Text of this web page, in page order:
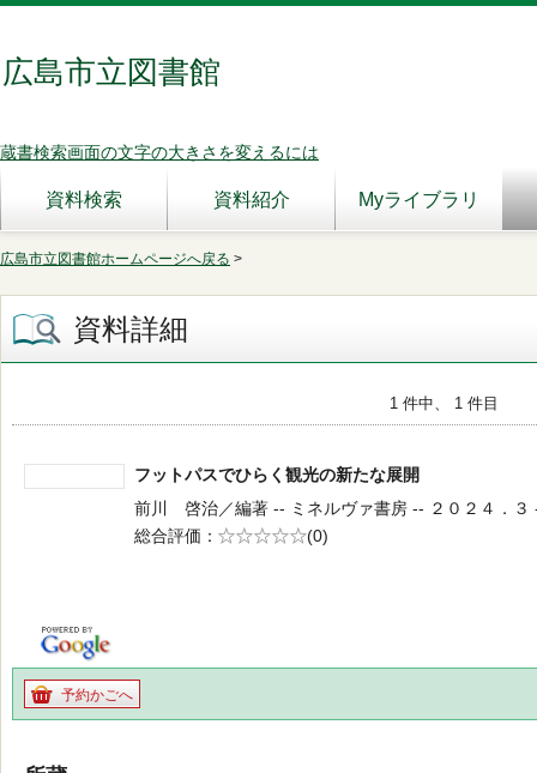
広島市立図書館
蔵書検索画面の文字の大きさを変えるには
資料検索 資料紹介 Myライブラリ
広島市立図書館ホームページへ戻る >
資料詳細
1 件中、 1 件目
フットパスでひらく観光の新たな展開
前川 啓治／編著 -- ミネルヴァ書房 -- ２０２４．３
総合評価
5段階評価
(0)
予約かごへ